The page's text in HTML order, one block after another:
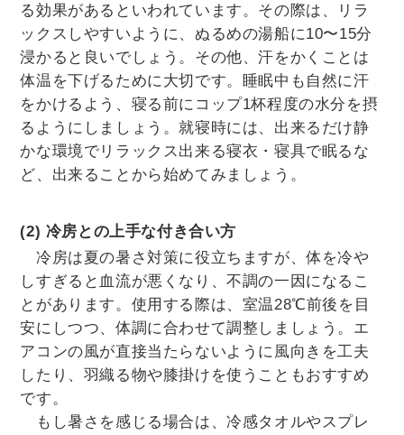
る効果があるといわれています。その際は、リラ
ックスしやすいように、ぬるめの湯船に10〜15分
浸かると良いでしょう。その他、汗をかくことは
体温を下げるために大切です。睡眠中も自然に汗
をかけるよう、寝る前にコップ1杯程度の水分を摂
るようにしましょう。就寝時には、出来るだけ静
かな環境でリラックス出来る寝衣・寝具で眠るな
ど、出来ることから始めてみましょう。
(2) 冷房との上手な付き合い方
冷房は夏の暑さ対策に役立ちますが、体を冷や
しすぎると血流が悪くなり、不調の一因になるこ
とがあります。使用する際は、室温28℃前後を目
安にしつつ、体調に合わせて調整しましょう。エ
アコンの風が直接当たらないように風向きを工夫
したり、羽織る物や膝掛けを使うこともおすすめ
です。
もし暑さを感じる場合は、冷感タオルやスプレ